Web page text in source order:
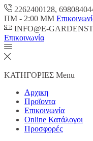
2262400128,
ΠM - 2:00 ΜΜ
INFO@E-
Επικοινωνία
ΚΑΤΗΓΟΡΙΕΣ Menu
Αρχικη
Προϊοντα
Επικοινωνία
Online Κατάλογοι
Προσφορές